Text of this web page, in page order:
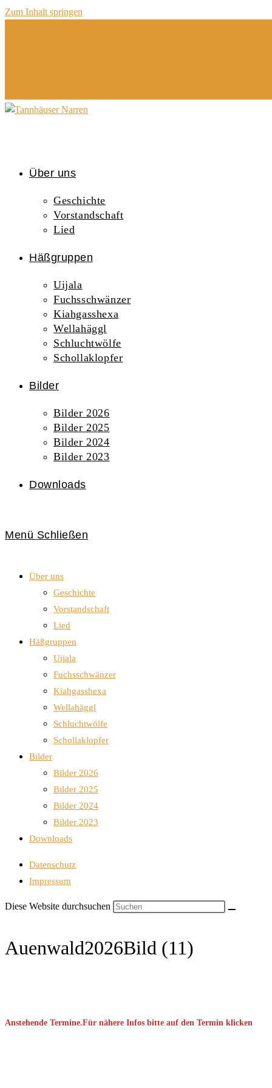
Zum Inhalt springen
Über uns
Geschichte
Vorstandschaft
Lied
Häßgruppen
Uijala
Fuchsschwänzer
Kiahgasshexa
Wellahäggl
Schluchtwölfe
Schollaklopfer
Bilder
Bilder 2026
Bilder 2025
Bilder 2024
Bilder 2023
Downloads
Menü Schließen
Über uns
Geschichte
Vorstandschaft
Lied
Häßgruppen
Uijala
Fuchsschwänzer
Kiahgasshexa
Wellahäggl
Schluchtwölfe
Schollaklopfer
Bilder
Bilder 2026
Bilder 2025
Bilder 2024
Bilder 2023
Downloads
Datenschutz
Impressum
Diese Website durchsuchen
Auenwald2026Bild (11)
Anstehende Termine.Für nähere Infos bitte auf den Termin klicken